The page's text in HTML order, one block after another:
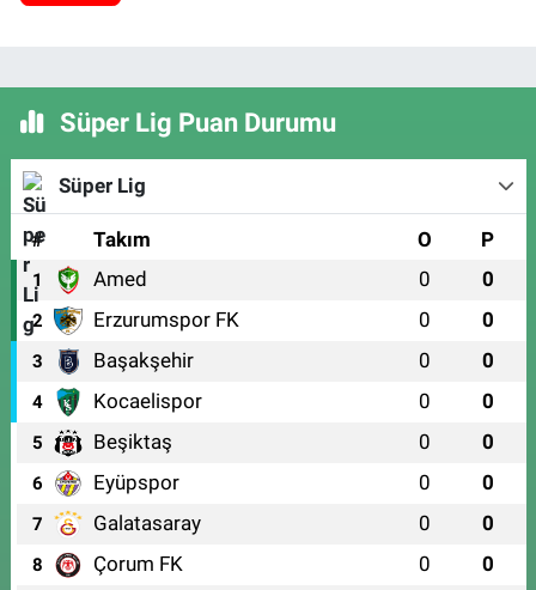
Süper Lig Puan Durumu
Süper Lig
# Takım O P
1 Amed 0 0
2 Erzurumspor FK 0 0
3 Başakşehir 0 0
4 Kocaelispor 0 0
5 Beşiktaş 0 0
6 Eyüpspor 0 0
7 Galatasaray 0 0
8 Çorum FK 0 0